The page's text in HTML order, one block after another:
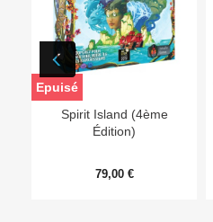
Spirit Island (4ème
Édition)
79,00 €
Epuisé